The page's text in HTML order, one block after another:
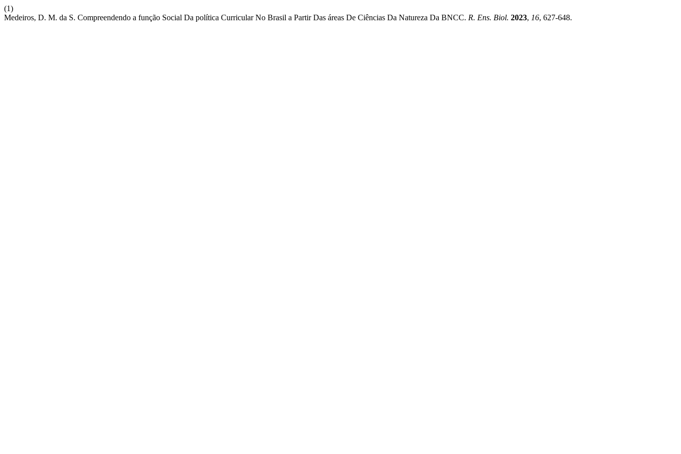
(1)
Medeiros, D. M. da S. Compreendendo a função Social Da política Curricular No Brasil a Partir Das áreas De Ciências Da Natureza Da BNCC. R. Ens. Biol. 2023, 16, 627-648.